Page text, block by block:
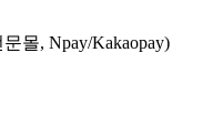
몰, Npay/Kakaopay)